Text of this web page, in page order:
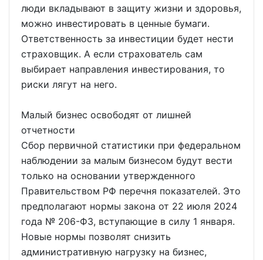
люди вкладывают в защиту жизни и здоровья,
можно инвестировать в ценные бумаги.
Ответственность за инвестиции будет нести
страховщик. А если страхователь сам
выбирает направления инвестирования, то
риски лягут на него.
Малый бизнес освободят от лишней
отчетности
Сбор первичной статистики при федеральном
наблюдении за малым бизнесом будут вести
только на основании утвержденного
Правительством РФ перечня показателей. Это
предполагают нормы закона от 22 июля 2024
года № 206-ФЗ, вступающие в силу 1 января.
Новые нормы позволят снизить
административную нагрузку на бизнес,